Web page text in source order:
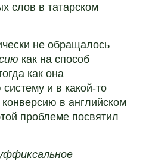
слов в татарском
не обращалось
как на способ
как она
и в какой-то
в английском
проблеме посвятил